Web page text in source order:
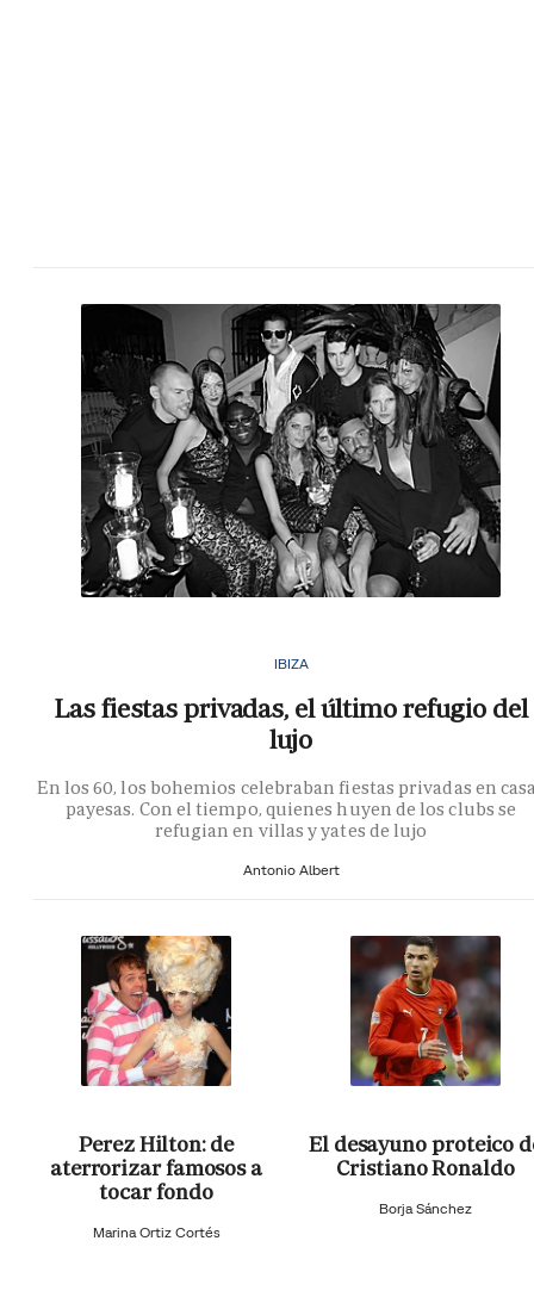
IBIZA
Las fiestas privadas, el último refugio del
lujo
En los 60, los bohemios celebraban fiestas privadas en
payesas. Con el tiempo, quienes huyen de los clubs se
refugian en villas y yates de lujo
Antonio Albert
Perez Hilton: de
aterrorizar famosos a
tocar fondo
Marina Ortiz Cortés
El desayuno proteico
Cristiano Ronaldo
Borja Sánchez